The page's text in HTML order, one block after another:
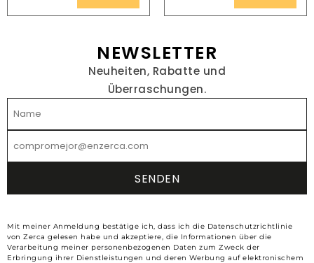
NEWSLETTER
Neuheiten, Rabatte und
Überraschungen.
Mit meiner Anmeldung bestätige ich, dass ich die Datenschutzrichtlinie
von Zerca gelesen habe und akzeptiere, die Informationen über die
Verarbeitung meiner personenbezogenen Daten zum Zweck der
Erbringung ihrer Dienstleistungen und deren Werbung auf elektronischem